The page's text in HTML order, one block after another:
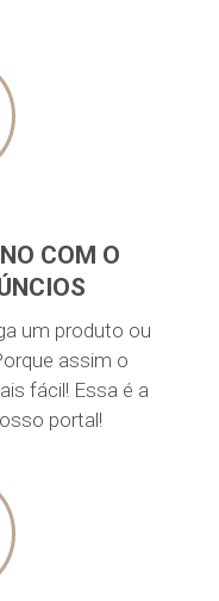
COM O
um produto ou
assim o
fácil! Essa é a
portal!